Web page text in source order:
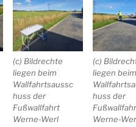
(c) Bildrechte
liegen beim
Wallfahrtsaussc
huss der
Fußwallfahrt
Werne-Werl
(c)
liegen beim
huss der
Werne-